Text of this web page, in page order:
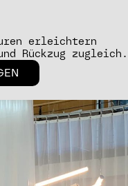
erleichtern
Rückzug zugleich.